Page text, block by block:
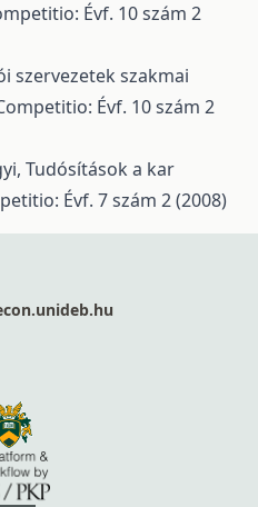
Évf. 10 szám 2
szervezetek szakmai
Évf. 10 szám 2
Tudósítások a kar
Évf. 7 szám 2 (2008)